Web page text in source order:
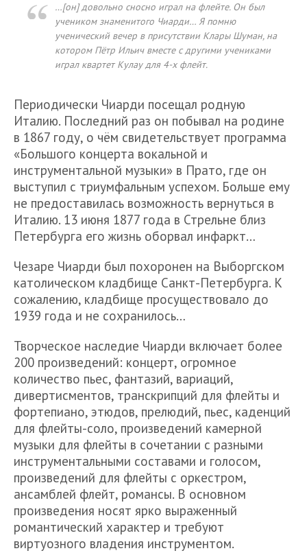
…[он] довольно сносно играл на флейте. Он был
учеником знаменитого Чиарди… Я помню
ученический вечер в присутствии Клары Шуман, на
котором Пётр Ильич вместе с другими учениками
играл квартет Кулау для 4-х флейт.
Периодически Чиарди посещал родную
Италию. Последний раз он побывал на родине
в 1867 году, о чём свидетельствует программа
«Большого концерта вокальной и
инструментальной музыки» в Прато, где он
выступил с триумфальным успехом. Больше ему
не предоставилась возможность вернуться в
Италию. 13 июня 1877 года в Стрельне близ
Петербурга его жизнь оборвал инфаркт…
Чезаре Чиарди был похоронен на Выборгском
католическом кладбище Санкт-Петербурга. К
сожалению, кладбище просуществовало до
1939 года и не сохранилось…
Творческое наследие Чиарди включает более
200 произведений: концерт, огромное
количество пьес, фантазий, вариаций,
дивертисментов, транскрипций для флейты и
фортепиано, этюдов, прелюдий, пьес, каденций
для флейты-соло, произведений камерной
музыки для флейты в сочетании с разными
инструментальными составами и голосом,
произведений для флейты с оркестром,
ансамблей флейт, романсы. В основном
произведения носят ярко выраженный
романтический характер и требуют
виртуозного владения инструментом.